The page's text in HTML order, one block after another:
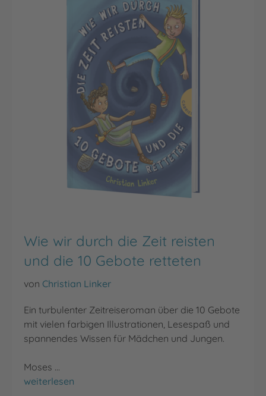
Wie wir durch die Zeit reisten
und die 10 Gebote retteten
von Christian Linker
Ein turbulenter Zeitreiseroman über die 10 Gebote
mit vielen farbigen Illustrationen, Lesespaß und
spannendes Wissen für Mädchen und Jungen.
Moses …
Wie wir durch die Zeit reisten und die 10 Gebote
weiterlesen